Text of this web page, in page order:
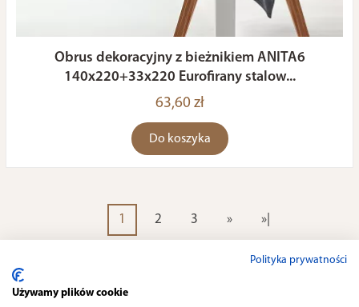
Obrus dekoracyjny z bieżnikiem ANITA6
140x220+33x220 Eurofirany stalow...
63,60 zł
Do koszyka
1 2 3 » »|
Polityka prywatności
Używamy plików cookie